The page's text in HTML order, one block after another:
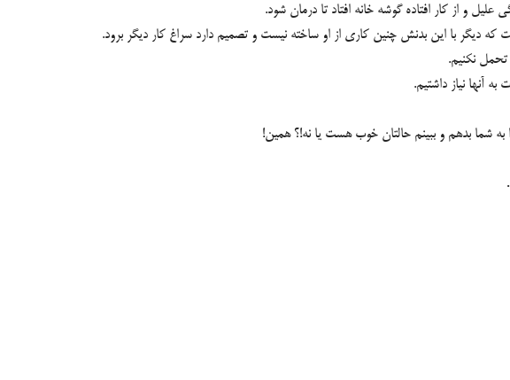
و از کار افتاده گوشه خانه افتاد تا درمان شود.
دیگر با این بدنش چنین کارى از او ساخته نیست و تصمیم دارد سراغ کار دیگر برود.
تحمل نکنیم.
آنها نیاز داشتیم.
شما بدهم و ببینم حالتان خوب هست یا نه!؟ همین!